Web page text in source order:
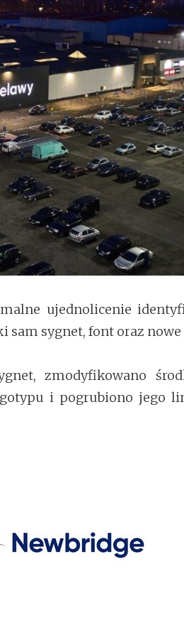
ujednolicenie
sam sygnet, font oraz nowe
zmodyfikowano
i pogrubiono jego